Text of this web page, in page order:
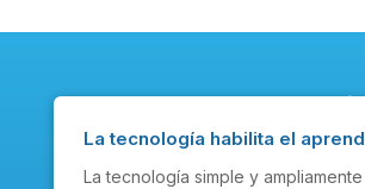
Nuestras
La tecnología habilita el
La tecnología simple y